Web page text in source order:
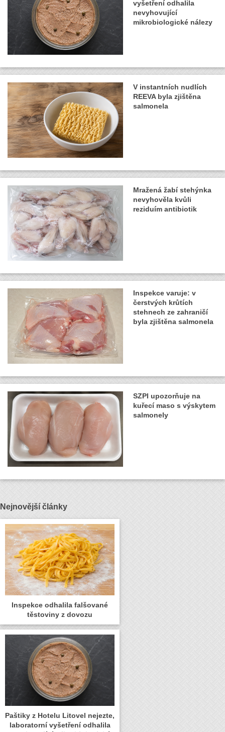
vyšetření odhalila
nevyhovující
mikrobiologické nálezy
V instantních nudlích
REEVA byla zjištěna
salmonela
Mražená žabí stehýnka
nevyhověla kvůli
reziduím antibiotik
Inspekce varuje: v
čerstvých krůtích
stehnech ze zahraničí
byla zjištěna salmonela
SZPI upozorňuje na
kuřecí maso s výskytem
salmonely
Nejnovější články
Inspekce odhalila falšované
těstoviny z dovozu
Paštiky z Hotelu Litovel nejezte,
laboratorní vyšetření odhalila